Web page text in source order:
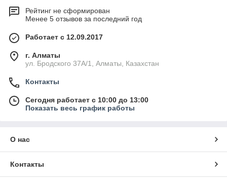
Рейтинг не сформирован
Менее 5 отзывов за последний год
Работает с 12.09.2017
г. Алматы
ул. Бродского 37А/1, Алматы, Казахстан
Контакты
Сегодня работает с 10:00 до 13:00
Показать весь график работы
О нас
Контакты